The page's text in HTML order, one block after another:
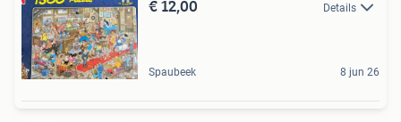
€ 12,00 Details
Spaubeek 8 jun 26